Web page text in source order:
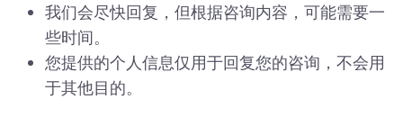
我们会尽快回复，但根据咨询内容，可能需要一
些时间。
您提供的个人信息仅用于回复您的咨询，不会用
于其他目的。